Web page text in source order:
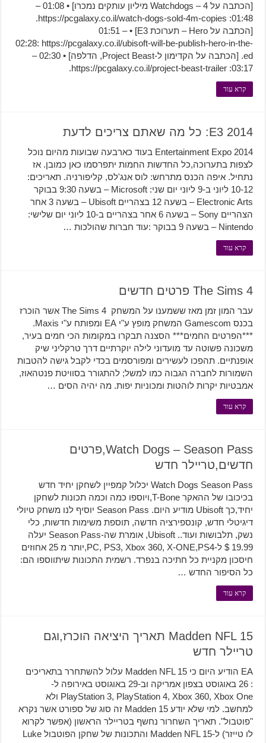
[הכתבה על Watchdogs – 4 מיליון עותקים נמכרו] • 01:08 –
01:48: https://pcgalaxy.co.il/watch-dogs-sold-4m-copies.
[הכתבה על Hero – תערוכת E3] • 01:51 –
02:28: https://pcgalaxy.co.il/ubisoft-will-be-publish-hero-in-the-
ed. [הכתבה על הקדימון ל-Project Beast, הדלפה] • 02:30 –
03:17: https://pcgalaxy.co.il/project-beast-trailer.
קרא עוד
E3 2014: כל מה שאתם צריכים לדעת
Entertainment Expo 2014 בעוד כארבעה שבועות מהיום נוכל
לצפות בתערוכה,כל החדשות החמות יתפרסמו כאן כמובן. אז
נתחיל. איפה הכנס מתרחש: לוס אנג'לס, קליפורניה. תאריכים:
10-12 ליוני ב-9 ליוני יום שני: Microsoft – בשעה 9:30 בבוקר
Electronic Arts – בשעה 12 בצהריים Ubisoft – בשעה 3 אחר
הצהריים Sony – בשעה 6 אחר בצהריים ב-10 ליוני יום שלישי:
Nintendo – בשעה 9 בבוקר :עוד חברות שהולכות …
קרא עוד
The Sims 4 פרטים חדשים
עבר המון זמן מאז ששמענו על המשחק The Sims 4 אשר הוכרז
בכנס Gamescom המשחק מופץ ע"י EA ומפותח ע"י Maxis.
***הפרטים החמים*** הסצנה תבקרו במקומות הכי חמים בעיר,
משכונה פשוטה עד מועדוני לילה יוקרתיים דרך טרקליני שיק
אופנתיים. תהפכו לעשירים ומפורסמים בכדי לקבל גישה להטבות
השמורות לחברה הגבוה כמו למשל; להתגורר בסוויטת פנטהאוז,
אמבטיות יקרות לוהטות ומכוניות יפות. מה יהיה הסים …
קרא עוד
Watch Dogs – Season Pass,פרטים
חדשים,טריילר חדש
Watch Dogs Season Pass יכלול קמפיין לשחקן יחיד חדש
בכיכובו של ההאקר T-Bone,ויוספו כמה וכמה תכונות לשחקן
יחיד,כך Ubisoft מודיע היום. Season Pass יוסיף לנו משחק טיולי
דיגיטלי חדש, קונספירציה חדשה, תוספת משימות חדשות, כלי
נשק, תלבושות ועוד.. Ubisoft, אומרת שה-Season Pass יעלה
19.99 $ ל-PC, PS3, Xbox 360, X-ONE,PS4,יותר מ 25 אחוזים
חיסכון מקניית כל חתיכה בנפרד. רשמית התכונות שיתווספו הם:
כל הסיפור החדש …
קרא עוד
Madden NFL 15 תאריך היציאה הוכרז,וגם
טריילר חדש
EA הודיע ​​היום כי Madden NFL 15 עלול להשתחרר בתאריכים
: 26 באוגוסט בצפון אמריקה וב-29 באוגוסט באירופה ל-
PlayStation 3, PlayStation 4, Xbox 360, Xbox One ולא
למחשב. למי שלא יודע Madden 15 זה סוג של ספורט אשר נקרא
"פוטבול". תאריך השחרור נחשף בטריילר הראשון (אפשר לקרוא
לו טייזר) ל-Madden NFL 15 והתכונות של שחקן הפוטבול Luke